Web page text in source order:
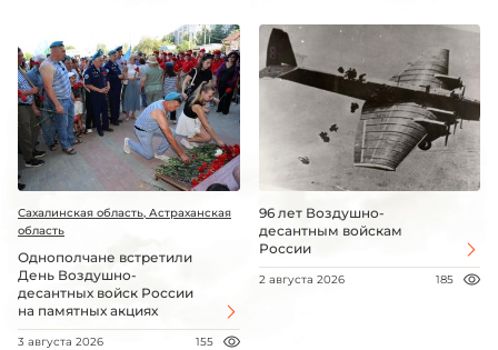
Сахалинская область, Астраханская
область
Однополчане встретили
День Воздушно-
десантных войск России
на памятных акциях
3 августа 2026 155
96 лет Воздушно-
десантным войскам
России
2 августа 2026 185